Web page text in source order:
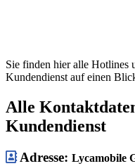
Sie finden hier alle Hotlines
Kundendienst auf einen
Alle
Kundendienst
Adresse: Lycamobile